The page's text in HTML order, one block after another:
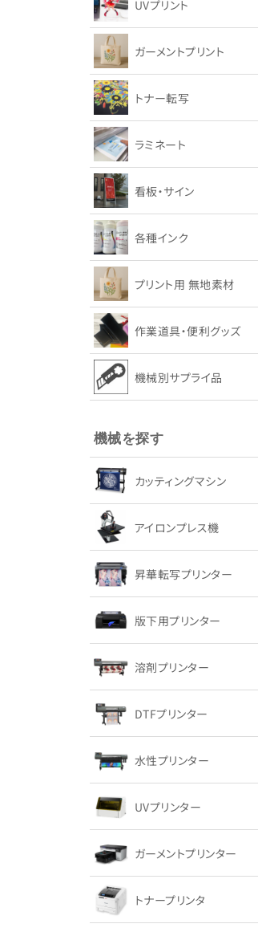
UVプリント
ガーメントプリント
トナー転写
ラミネート
看板・サイン
各種インク
プリント用 無地素材
作業道具・便利グッズ
機械別サプライ品
機械を探す
カッティングマシン
アイロンプレス機
昇華転写プリンター
版下用プリンター
溶剤プリンター
DTFプリンター
水性プリンター
UVプリンター
ガーメントプリンター
トナープリンタ